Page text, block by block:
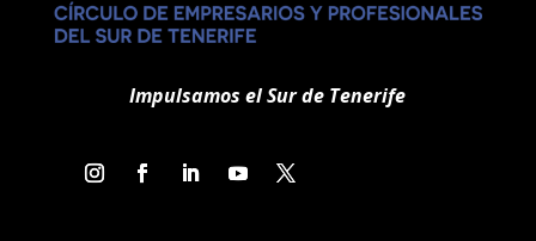
Impulsamos el Sur de Tenerife